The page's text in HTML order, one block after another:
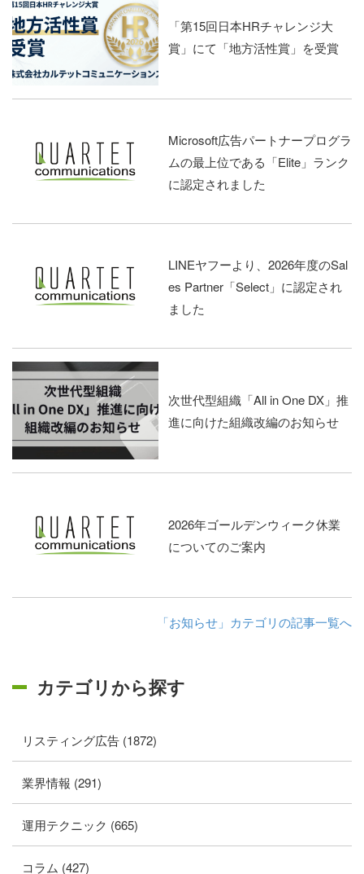
「第15回日本HRチャレンジ大
賞」にて「地方活性賞」を受賞
Microsoft広告パートナープログラ
ムの最上位である「Elite」ランク
に認定されました
LINEヤフーより、2026年度のSal
es Partner「Select」に認定され
ました
次世代型組織「All in One DX」推
進に向けた組織改編のお知らせ
2026年ゴールデンウィーク休業
についてのご案内
「お知らせ」カテゴリの記事一覧へ
カテゴリから探す
リスティング広告 (1872)
業界情報 (291)
運用テクニック (665)
コラム (427)